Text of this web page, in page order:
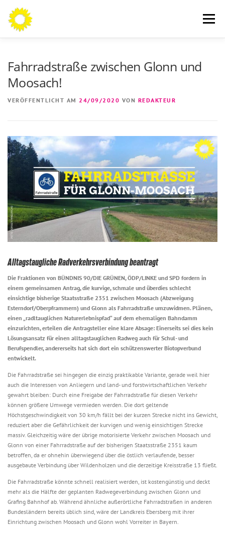
Inhalt
springen
Menü
Fahrradstraße zwischen Glonn und
Moosach!
VERÖFFENTLICHT AM 24/09/2020 VON REDAKTEUR
Alltagstaugliche Radverkehrsverbindung beantragt
Die Fraktionen von BÜNDNIS 90/DIE GRÜNEN, ÖDP/LINKE und SPD fordern in
einem gemeinsamen Antrag, die kurvige, schmale und überdies schlecht
einsichtige bisherige Staatsstraße 2351 zwischen Moosach (Abzweigung
Esterndorf/Oberpframmern) und Glonn als Fahrradstraße umzuwidmen. Plänen,
einen „radltauglichen Naturerlebnispfad“ auf dem ehemaligen Bahndamm
einzurichten, erteilen die Antragsteller eine klare Absage: Einerseits sei dies kein
Lösungsansatz für einen alltagstauglichen Radweg auch für Schul- und
Berufspendler, andererseits hat sich dort ein schützenswerter Biotopverbund
entwickelt.
Die Fahrradstraße sei hingegen die einzig praktikable Variante, gerade weil hier
auch die Interessen von Anliegern und land- und forstwirtschaftlichen Verkehr
gewahrt bleiben: Durch eine Freigabe der Fahrradstraße für diesen Verkehr
können größere Umwege vermieden werden. Die dort geltende
Höchstgeschwindigkeit von 30 km/h fällt bei der kurzen Strecke nicht ins Gewicht,
reduziert aber die Gefährlichkeit der kurvigen und wenig einsichtigen Strecke
massiv. Gleichzeitig wäre der übrige motorisierte Verkehr zwischen Moosach und
Glonn von einer Fahrradstraße auf der bisherigen Staatsstraße 2351 kaum
betroffen, da er ohnehin überwiegend über die östlich verlaufende, besser
ausgebaute Verbindung über Wildenholzen und die derzeitige Kreisstraße 13 fließt.
Die Fahrradstraße könnte schnell realisiert werden, ist kostengünstig und deckt
mehr als die Hälfte der geplanten Radwegeverbindung zwischen Glonn und
Grafing Bahnhof ab. Während ähnliche außerörtliche Fahrradstraßen in anderen
Bundesländern bereits üblich sind, wäre der Landkreis Ebersberg mit ihrer
Einrichtung zwischen Moosach und Glonn wohl Vorreiter in Bayern.